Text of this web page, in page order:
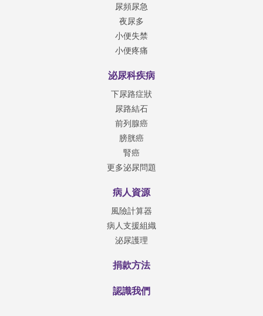
尿頻尿急
夜尿多
小便失禁
小便疼痛
泌尿科疾病
下尿路症狀
尿路結石
前列腺癌
膀胱癌
腎癌
更多泌尿問題
病人資源
風險計算器
病人支援組織
泌尿護理
捐款方法
認識我們